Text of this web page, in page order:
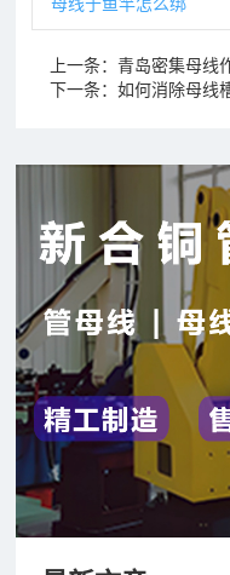
母线于鱼竿怎么绑
上一条：青岛密集母线
下一条：如何消除母线